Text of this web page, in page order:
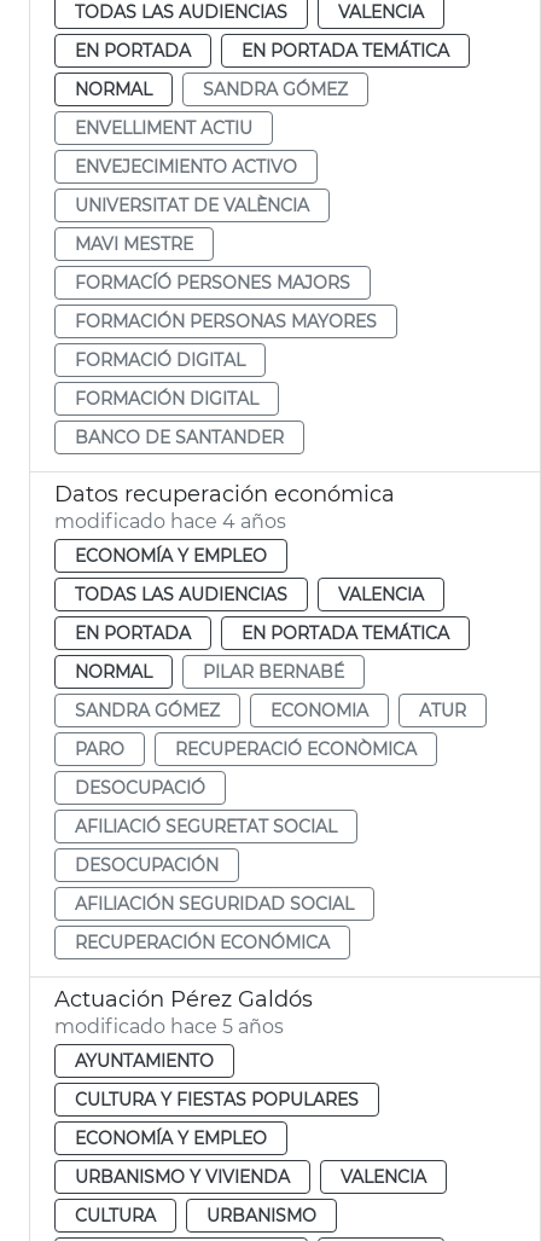
TODAS LAS AUDIENCIAS
VALENCIA
EN PORTADA
EN PORTADA TEMÁTICA
NORMAL
SANDRA GÓMEZ
ENVELLIMENT ACTIU
ENVEJECIMIENTO ACTIVO
UNIVERSITAT DE VALÈNCIA
MAVI MESTRE
FORMACÍÓ PERSONES MAJORS
FORMACIÓN PERSONAS MAYORES
FORMACIÓ DIGITAL
FORMACIÓN DIGITAL
BANCO DE SANTANDER
Datos recuperación económica
modificado hace 4 años
ECONOMÍA Y EMPLEO
TODAS LAS AUDIENCIAS
VALENCIA
EN PORTADA
EN PORTADA TEMÁTICA
NORMAL
PILAR BERNABÉ
SANDRA GÓMEZ
ECONOMIA
ATUR
PARO
RECUPERACIÓ ECONÒMICA
DESOCUPACIÓ
AFILIACIÓ SEGURETAT SOCIAL
DESOCUPACIÓN
AFILIACIÓN SEGURIDAD SOCIAL
RECUPERACIÓN ECONÓMICA
Actuación Pérez Galdós
modificado hace 5 años
AYUNTAMIENTO
CULTURA Y FIESTAS POPULARES
ECONOMÍA Y EMPLEO
URBANISMO Y VIVIENDA
VALENCIA
CULTURA
URBANISMO